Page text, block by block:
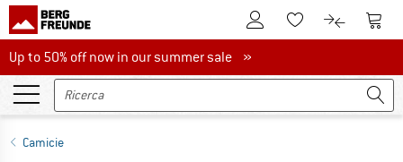
Al conto clienteAlla lista
Al Al
Up to 50% off now in our summer sale
Up to 50% off now in our summer sale »
Camicie